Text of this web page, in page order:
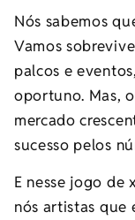
Nós sabemos
Vamos
palcos e
oportuno. Mas,
mercado
sucesso pelos
E nesse jogo de
nós artistas que